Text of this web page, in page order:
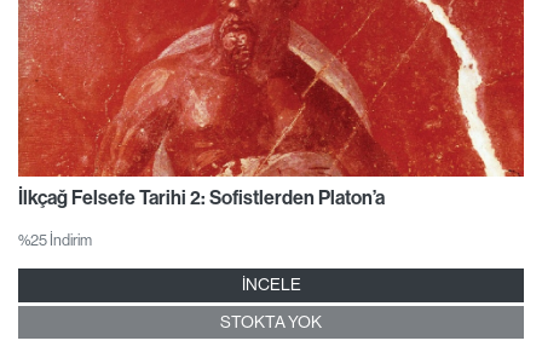
İlkçağ Felsefe Tarihi 2: Sofistlerden Platon’a
%25 İndirim
İNCELE
STOKTA YOK